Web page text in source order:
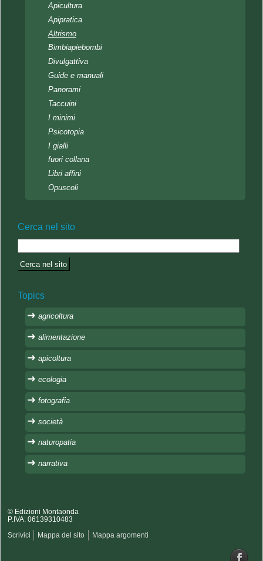
Apicultura
Apipratica
Altrismo
Bimbiapiebombi
Divulgattiva
Guide e manuali
Panorami
Taccuini
I minimi
Psicotopia
I gialli
fuori collana
Libri affini
Opuscoli
Cerca nel sito
Topics
agricoltura
alimentazione
apicoltura
ecologia
fotografia
società
naturopatia
narrativa
© Edizioni Montaonda
P.IVA: 06139310483
Scrivici Mappa del sito Mappa argomenti